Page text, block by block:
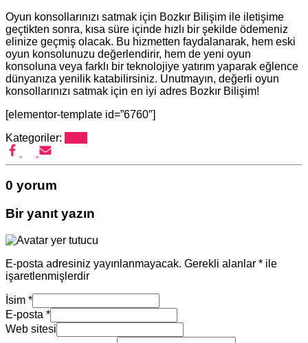
Oyun konsollarınızı satmak için Bozkır Bilişim ile iletişime
geçtikten sonra, kısa süre içinde hızlı bir şekilde ödemeniz
elinize geçmiş olacak. Bu hizmetten faydalanarak, hem eski
oyun konsolunuzu değerlendirir, hem de yeni oyun
konsoluna veya farklı bir teknolojiye yatırım yaparak eğlence
dünyanıza yenilik katabilirsiniz. Unutmayın, değerli oyun
konsollarınızı satmak için en iyi adres Bozkır Bilişim!
[elementor-template id=”6760″]
Kategoriler:
0 yorum
Bir yanıt yazın
E-posta adresiniz yayınlanmayacak. Gerekli alanlar * ile
işaretlenmişlerdir
İsim *
E-posta *
Web sitesi